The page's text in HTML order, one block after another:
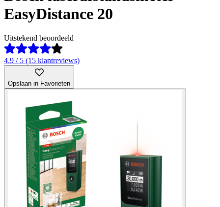
EasyDistance 20
Uitstekend beoordeeld
4.9 / 5 (15 klantreviews)
Opslaan in Favorieten